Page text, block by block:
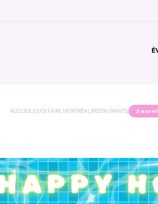
ACCUEIL |QUOI FAIRE MONTRÉAL |RESTAURANTS| 2